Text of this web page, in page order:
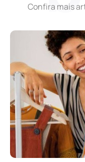
Confira mais